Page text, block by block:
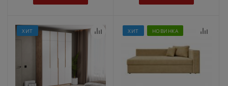
ХИТ ХИТ НОВИНКА